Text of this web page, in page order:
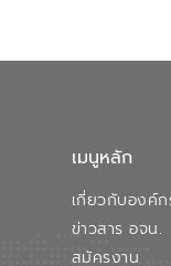
เมนูหลัก
เกี่ยวกับองค์ก
ข่าวสาร อจน.
สมัครงาน